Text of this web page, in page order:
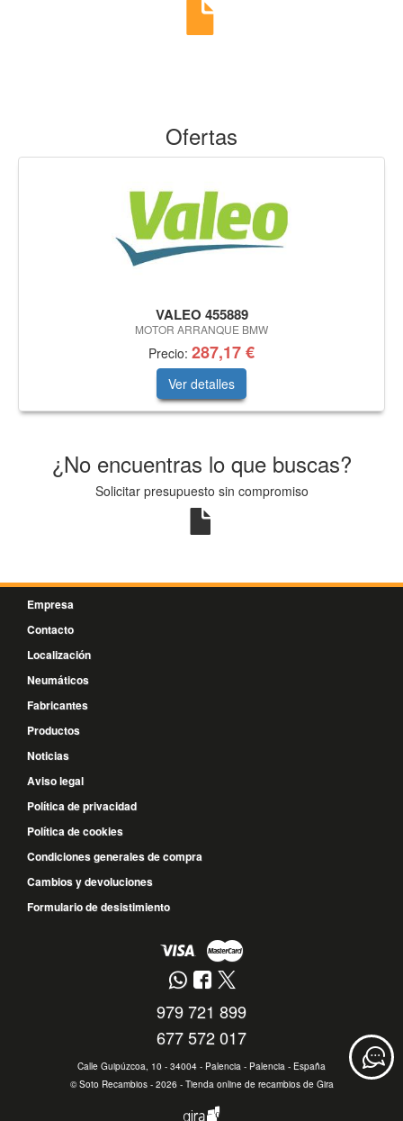
Ofertas
VALEO 455889
MOTOR ARRANQUE BMW
Precio: 287,17 €
Ver detalles
¿No encuentras lo que buscas?
Solicitar presupuesto sin compromiso
Empresa
Contacto
Localización
Neumáticos
Fabricantes
Productos
Noticias
Aviso legal
Política de privacidad
Política de cookies
Condiciones generales de compra
Cambios y devoluciones
Formulario de desistimiento
979 721 899
677 572 017
Calle Guipúzcoa, 10 - 34004 - Palencia - Palencia - España
©Soto Recambios- 2026 - Tienda online de recambios de Gira